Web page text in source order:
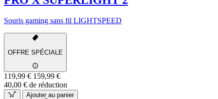
Souris gaming sans fil LIGHTSPEED
OFFRE SPÉCIALE
119,99 € 159,99 €
40,00 € de réduction
Ajouter au panier